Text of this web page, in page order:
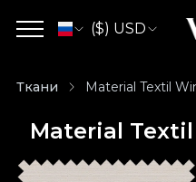
($) USD
Ткани Material Textil
Material